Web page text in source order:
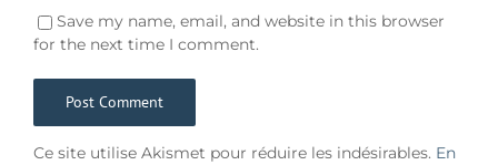
Save my name, email, and website in this browser
for the next time I comment.
Ce site utilise Akismet pour réduire les indésirables. En